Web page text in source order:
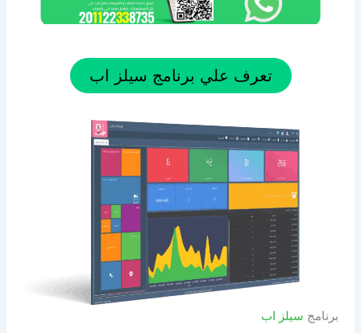
تعرف علي برنامج سيلز اب
برنامج سيلز اب